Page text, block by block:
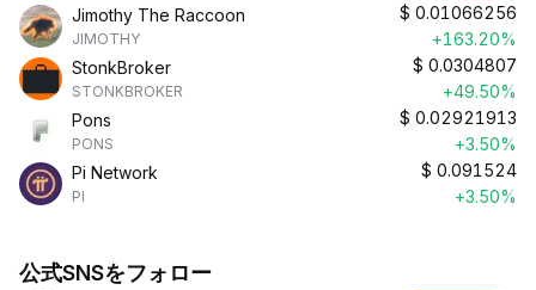
Jimothy The Raccoon
JIMOTHY
$ 0.01066256
+163.20%
StonkBroker
STONKBROKER
$ 0.0304807
+49.50%
Pons
PONS
$ 0.02921913
+3.50%
Pi Network
PI
$ 0.091524
+3.50%
公式SNSをフォロー